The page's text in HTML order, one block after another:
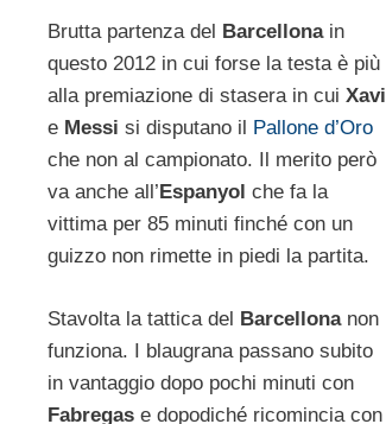
Brutta partenza del Barcellonain
questo 2012 in cui forse la testa è più
alla premiazione di stasera in cui Xavi
e Messi si disputano il
Pallone d’Oro
che non al campionato. Il merito però
va anche all’ Espanyol che fa la
vittima per 85 minuti finché con un
guizzo non rimette in piedi la partita.
Stavolta la tattica del Barcellonanon
funziona. I blaugrana passano subito
in vantaggio dopo pochi minuti con
Fabregas e dopodiché ricomincia con